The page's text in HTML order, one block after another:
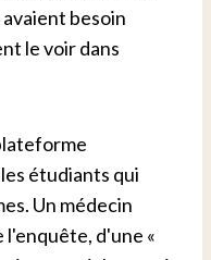
besoin
le voir dans
étudiants qui
Un médecin
d'une «